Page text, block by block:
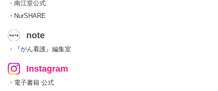
・南江堂公式
・NurSHARE
note
・『がん看護』編集室
Instagram
・電子書籍 公式